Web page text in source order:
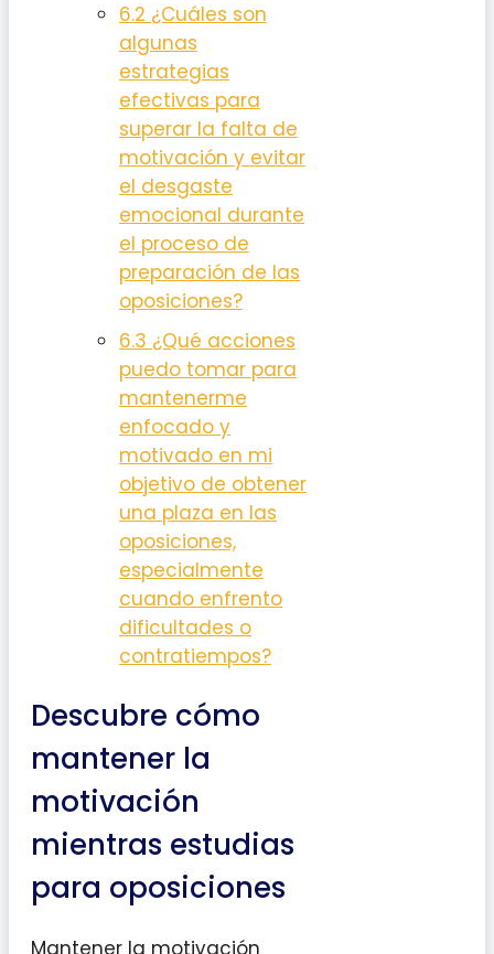
6.2 ¿Cuáles son
algunas
estrategias
efectivas para
superar la falta de
motivación y evitar
el desgaste
emocional durante
el proceso de
preparación de las
oposiciones?
6.3 ¿Qué acciones
puedo tomar para
mantenerme
enfocado y
motivado en mi
objetivo de obtener
una plaza en las
oposiciones,
especialmente
cuando enfrento
dificultades o
contratiempos?
Descubre cómo
mantener la
motivación
mientras estudias
para oposiciones
Mantener la motivación